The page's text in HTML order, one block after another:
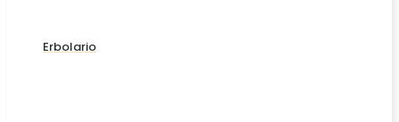
Erbolario